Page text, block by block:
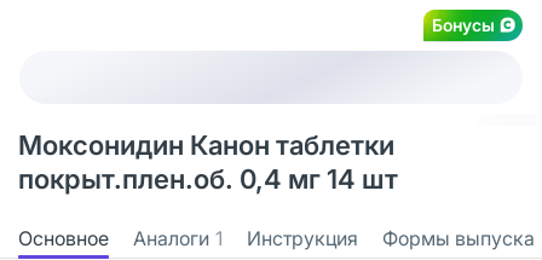
Бонусы
Моксонидин Канон таблетки
покрыт.плен.об. 0,4 мг 14 шт
Основное Аналоги 1 Инструкция Формы выпуска